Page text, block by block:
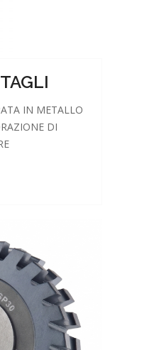
IN METALLO
DI